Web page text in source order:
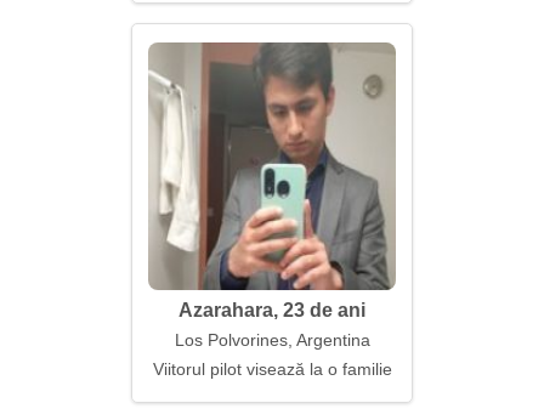
Azarahara, 23 de ani
Los Polvorines, Argentina
Viitorul pilot visează la o familie